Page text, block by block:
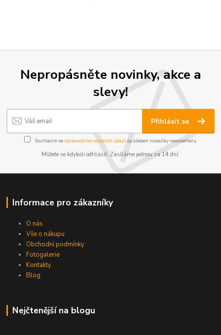
Nepropásněte novinky, akce a
slevy!
Přihlásit se
Souhlasím se zpracováním osobních údajůza účelem rozesílky newsletteru.
Můžete se kdykoli odhlásit. Zasíláme jednou za 14 dní.
Informace pro zákazníky
O nás
Vše o nákupu
Obchodní podmínky
Fotogalerie
Kontakty
Blog
Nejčtenější na blogu